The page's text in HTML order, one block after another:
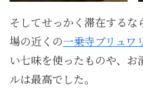
そしてせっかく滞在する
場の近くの一乗寺ブリュワ
い七味を使ったものや、お
ルは最高でした。